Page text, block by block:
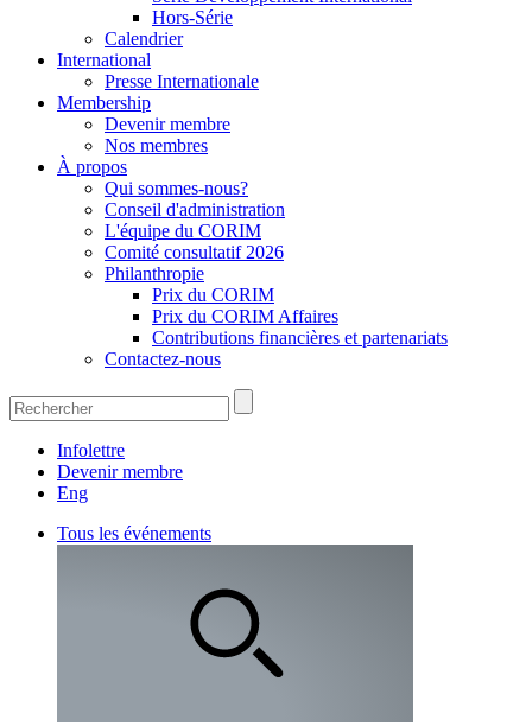
Hors-Série
Calendrier
International
Presse Internationale
Membership
Devenir membre
Nos membres
À propos
Qui sommes-nous?
Conseil d'administration
L'équipe du CORIM
Comité consultatif 2026
Philanthropie
Prix du CORIM
Prix du CORIM Affaires
Contributions financières et partenariats
Contactez-nous
Infolettre
Devenir membre
Eng
Tous les événements